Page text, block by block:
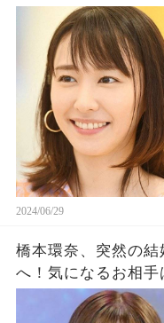
な？」「無理はしな
2024/06/29
橋本環奈、突然の
へ！気になるお相
「一瞬凍りついた」